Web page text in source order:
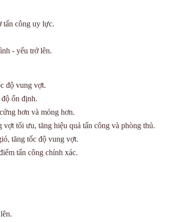
tấn công uy lực.
- yếu trở lên.
độ vung vợt.
ổn định.
hơn và mỏng hơn.
vợt tối ưu, tăng hiệu quả tấn công và phòng thủ.
tăng tốc độ vung vợt.
tấn công chính xác.